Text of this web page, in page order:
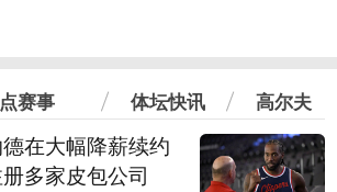
赛事 体坛快讯 高尔夫
在大幅降薪续约
多家皮包公司